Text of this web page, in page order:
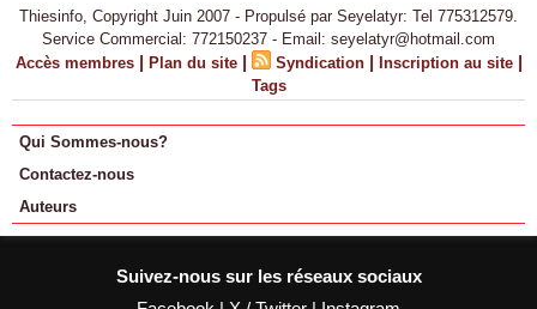
Thiesinfo, Copyright Juin 2007 - Propulsé par Seyelatyr: Tel 775312579.
Service Commercial: 772150237 - Email: seyelatyr@hotmail.com
Accès membres | Plan du site | Syndication | Inscription au site |
Tags
Qui Sommes-nous?
Contactez-nous
Auteurs
Suivez-nous sur les réseaux sociaux